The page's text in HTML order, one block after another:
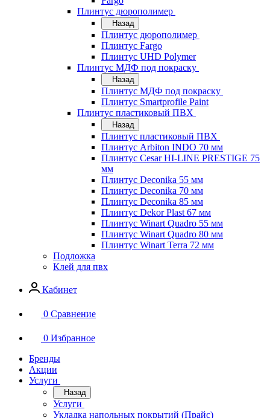
Плинтус дюрополимер
Назад
Плинтус дюрополимер
Плинтус Fargo
Плинтус UHD Polymer
Плинтус МДФ под покраску
Назад
Плинтус МДФ под покраску
Плинтус Smartprofile Paint
Плинтус пластиковый ПВХ
Назад
Плинтус пластиковый ПВХ
Плинтус Arbiton INDO 70 мм
Плинтус Cesar HI-LINE PRESTIGE 75
мм
Плинтус Deconika 55 мм
Плинтус Deconika 70 мм
Плинтус Deconika 85 мм
Плинтус Dekor Plast 67 мм
Плинтус Winart Quadro 55 мм
Плинтус Winart Quadro 80 мм
Плинтус Winart Terra 72 мм
Подложка
Клей для пвх
Кабинет
0 Сравнение
0 Избранное
Бренды
Акции
Услуги
Назад
Услуги
Укладка напольных покрытий (Прайс)